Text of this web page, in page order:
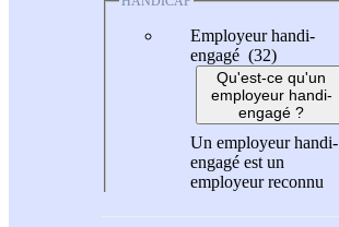
Employeur handi-
engagé (32)
Qu'est-ce qu'un
employeur handi-
engagé ?
Un employeur handi-
engagé est un
employeur reconnu